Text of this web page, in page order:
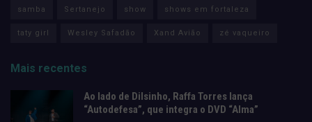
samba Sertanejo show shows em fortaleza
taty girl Wesley Safadão Xand Avião zé vaqueiro
Mais recentes
Ao lado de Dilsinho, Raffa Torres lança
“Autodefesa”, que integra o DVD “Alma”